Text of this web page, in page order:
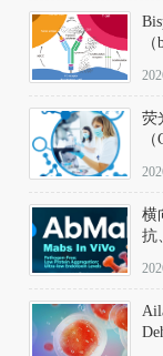
用
拟
荧
数
发
力
实
量
横
抗
及